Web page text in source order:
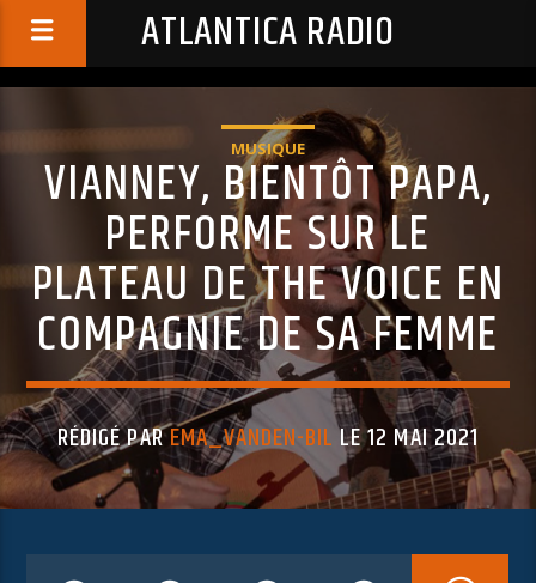
ATLANTICA RADIO
MUSIQUE
VIANNEY, BIENTÔT PAPA,
PERFORME SUR LE
PLATEAU DE THE VOICE EN
COMPAGNIE DE SA FEMME
RÉDIGÉ PAREMA_VANDEN-BILLE 12 MAI 2021